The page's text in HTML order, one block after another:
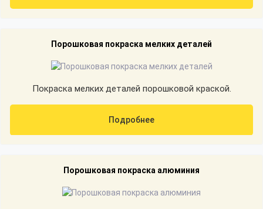
Порошковая покраска мелких деталей
Покраска мелких деталей порошковой краской.
Подробнее
Порошковая покраска алюминия